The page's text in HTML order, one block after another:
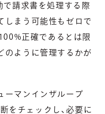
で請求書を処理する際
しまう可能性もゼロで
正確であるとは限
のように管理するかが
ーマンインザループ
をチェックし、必要に